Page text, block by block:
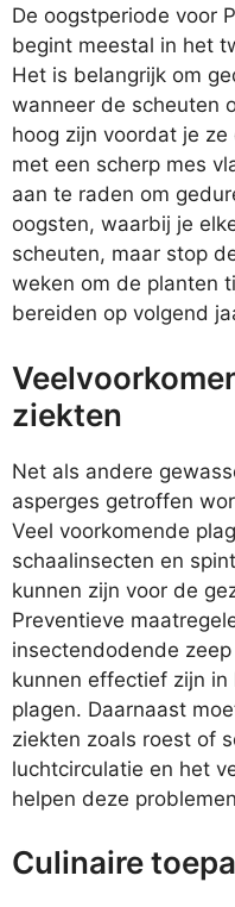
De oogstperiode voor
begint meestal in het
Het is belangrijk om
wanneer de scheuten
hoog zijn voordat je
met een scherp mes
aan te raden om
oogsten, waarbij je
scheuten, maar stop
weken om de planten
bereiden op volgend
ziekten
Net als andere
asperges getroffen
Veel voorkomende
schaalinsecten en
kunnen zijn voor de
Preventieve
insectendodende
kunnen effectief zijn
plagen. Daarnaast
ziekten zoals roest of
luchtcirculatie en het
helpen deze
Culinaire